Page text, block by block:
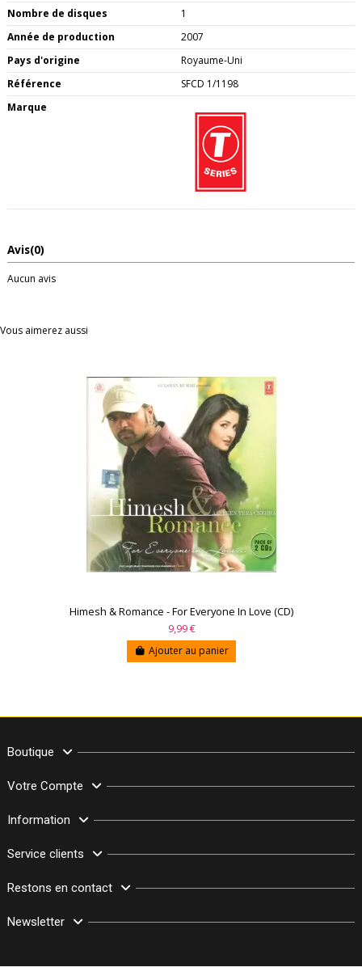
Nombre de disques
1
Année de production
2007
Pays d'origine
Royaume-Uni
Référence
SFCD 1/1198
Marque
Avis(0)
Aucun avis
Vous aimerez aussi
Himesh & Romance - For Everyone In Love (CD)
9,99 €
Ajouter au panier
Boutique
Votre Compte
Information
Service clients
Restons en contact
Newsletter